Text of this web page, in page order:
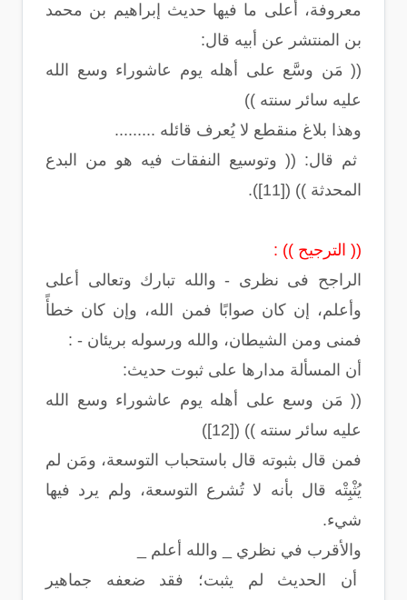
معروفة، أعلى ما فيها حديث إبراهيم بن محمد
بن المنتشر عن أبيه قال:
(( مَن وسَّع على أهله يوم عاشوراء وسع الله
عليه سائر سنته ))
وهذا بلاغ منقطع لا يُعرف قائله .........
ثم قال: (( وتوسيع النفقات فيه هو من البدع
المحدثة )) ([11]).
(( الترجيح )) :
الراجح فى نظرى - والله تبارك وتعالى أعلى
وأعلم، إن كان صوابًا فمن الله، وإن كان خطأً
فمنى ومن الشيطان، والله ورسوله بريئان - :
أن المسألة مدارها على ثبوت حديث:
(( مَن وسع على أهله يوم عاشوراء وسع الله
عليه سائر سنته )) ([12])
فمن قال بثبوته قال باستحباب التوسعة، ومَن لم
يُثْبِتْه قال بأنه لا تُشرع التوسعة، ولم يرد فيها
شيء.
والأقرب في نظري _ والله أعلم _
أن الحديث لم يثبت؛ فقد ضعفه جماهير